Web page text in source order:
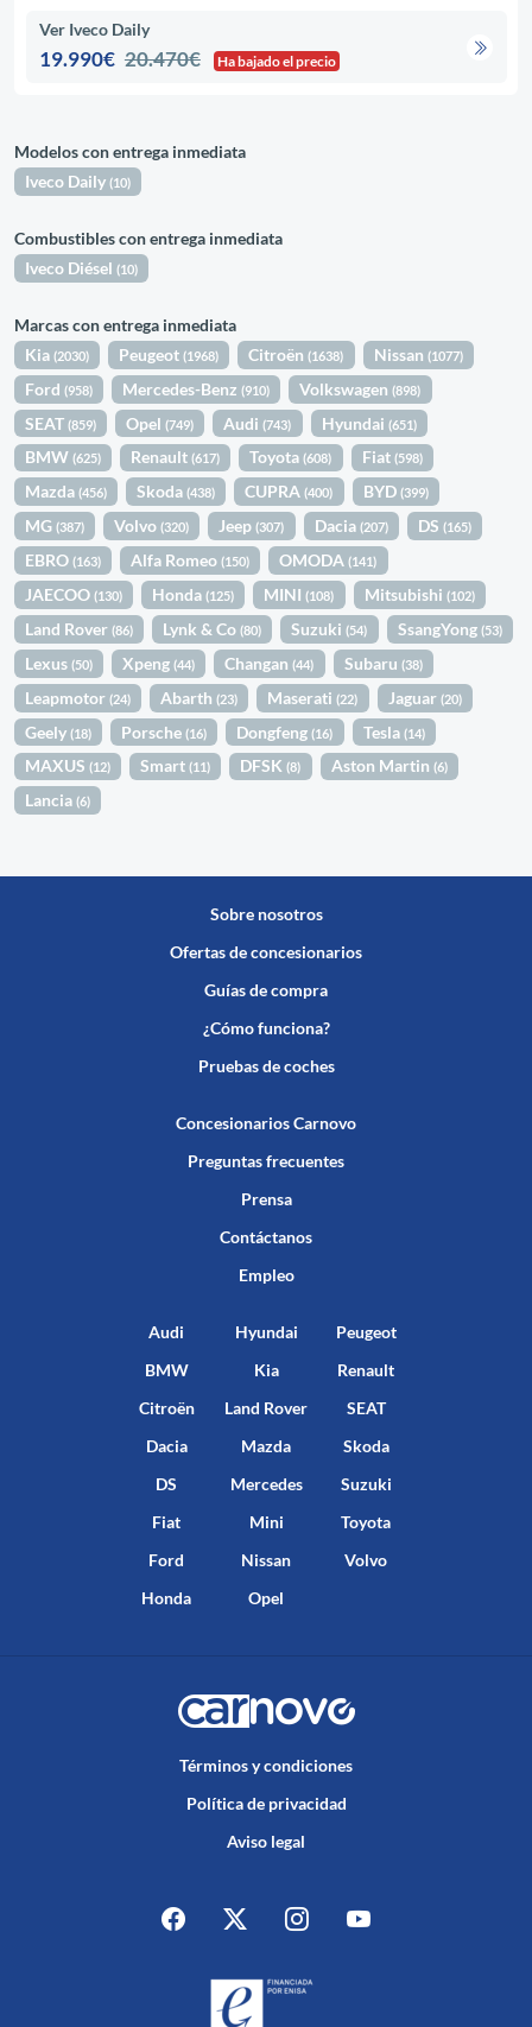
Ver Iveco Daily
19.990€ 20.470€ Ha bajado el precio
Modelos con entrega inmediata
Iveco Daily(10)
Combustibles con entrega inmediata
Iveco Diésel(10)
Marcas con entrega inmediata
Kia(2030) Peugeot(1968) Citroën(1638) Nissan (1077)
Ford(958) Mercedes-Benz(910) Volkswagen(898)
SEAT(859) Opel(749) Audi(743) Hyundai (651)
BMW(625) Renault(617) Toyota(608) Fiat (598)
Mazda(456) Skoda(438) CUPRA(400) BYD (399)
MG(387) Volvo(320) Jeep(307) Dacia (207) DS (165)
EBRO(163) Alfa Romeo(150) OMODA(141)
JAECOO(130) Honda(125) MINI(108) Mitsubishi (102)
Land Rover(86) Lynk & Co(80) Suzuki(54) SsangYong (53)
Lexus(50) Xpeng(44) Changan(44) Subaru (38)
Leapmotor(24) Abarth(23) Maserati(22) Jaguar (20)
Geely(18) Porsche(16) Dongfeng(16) Tesla (14)
MAXUS(12) Smart(11) DFSK(8) Aston Martin (6)
Lancia(6)
Sobre nosotros
Ofertas de concesionarios
Guías de compra
¿Cómo funciona?
Pruebas de coches
Concesionarios Carnovo
Preguntas frecuentes
Prensa
Contáctanos
Empleo
Audi
BMW
Citroën
Dacia
DS
Fiat
Ford
Honda
Hyundai
Kia
Land Rover
Mazda
Mercedes
Mini
Nissan
Opel
Peugeot
Renault
SEAT
Skoda
Suzuki
Toyota
Volvo
Términos y condiciones
Política de privacidad
Aviso legal